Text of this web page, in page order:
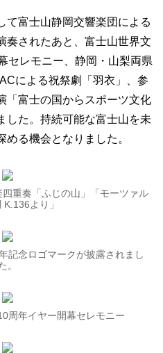
て富士山静岡交響楽団による
奏されたあと、富士山世界文
セレモニー、静岡・山梨両県
による祝祭劇「羽衣」、参
「富士の国からスポーツ文化
した。持続可能な富士山を未
る機会となりました。
重奏「ふじの山」「モーツァル
K.136より」
記念ロゴマークが披露されまし
。
周年イヤー開幕セレモニー